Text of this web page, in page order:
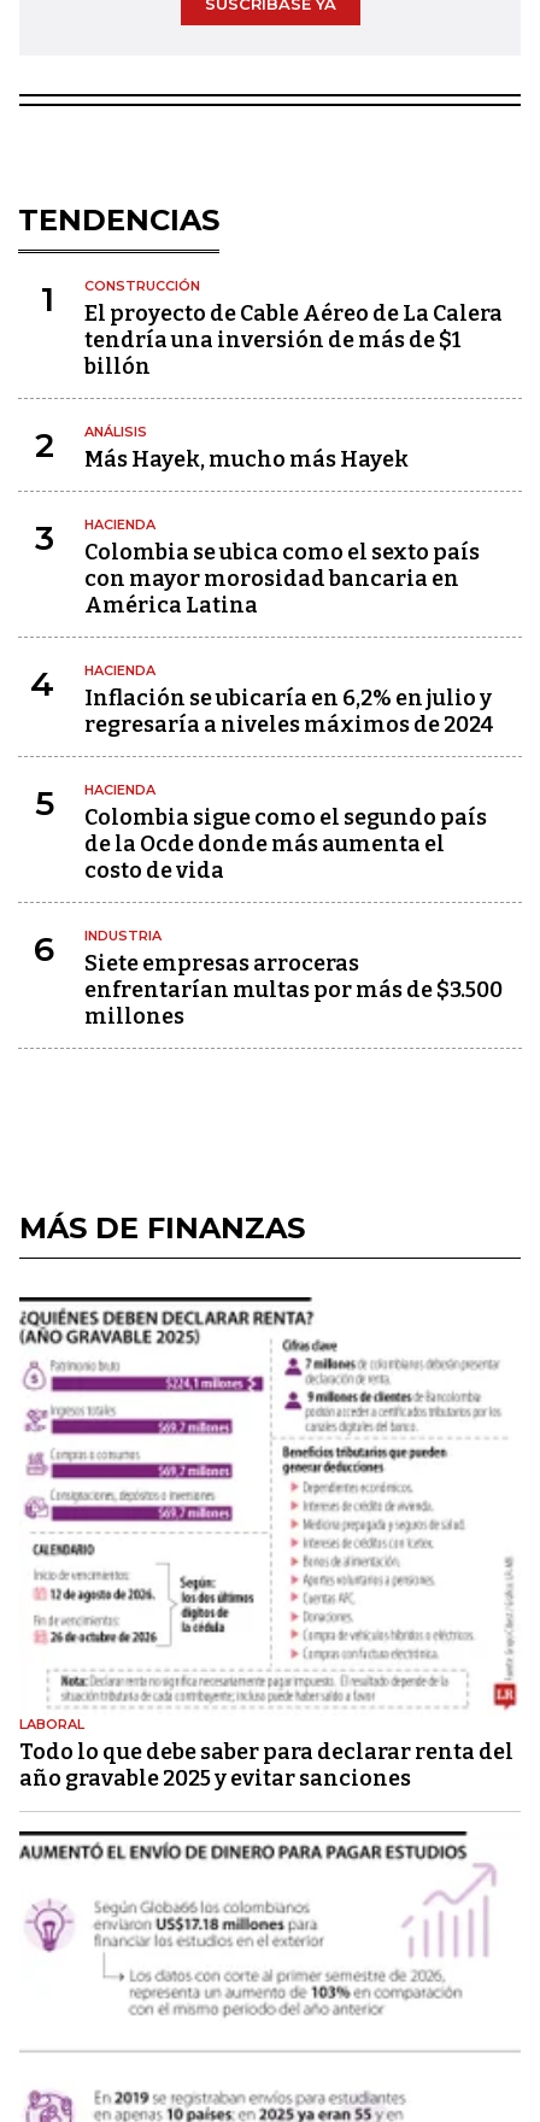
TENDENCIAS
1 CONSTRUCCIÓN
El proyecto de Cable Aéreo de La Calera
tendría una inversión de más de $1
billón
2 ANÁLISIS
Más Hayek, mucho más Hayek
3 HACIENDA
Colombia se ubica como el sexto país
con mayor morosidad bancaria en
América Latina
4 HACIENDA
Inflación se ubicaría en 6,2% en julio y
regresaría a niveles máximos de 2024
5 HACIENDA
Colombia sigue como el segundo país
de la Ocde donde más aumenta el
costo de vida
6 INDUSTRIA
Siete empresas arroceras
enfrentarían multas por más de $3.500
millones
MÁS DE FINANZAS
LABORAL
Todo lo que debe saber para declarar renta del
año gravable 2025 y evitar sanciones